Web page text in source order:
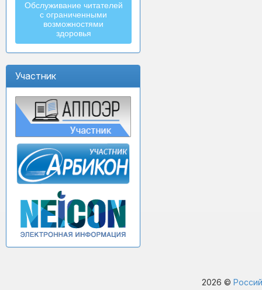
Обслуживание читателей
с ограниченными
возможностями
здоровья
Участник
2026 ©